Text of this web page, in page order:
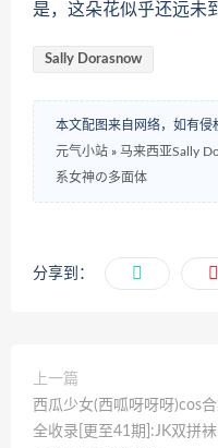
是，这朵花似乎还远未
Sally Dorasnow
本文配图来自网络，如有侵
元气小站 » 马来西亚Sally
系女神の多面体
分享到：
上一篇
西瓜少女(西呱呀呀呀)cos
全收录[更至41期]:JK双拼袜